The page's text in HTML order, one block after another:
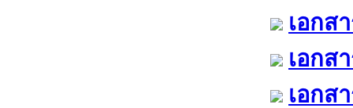
เอกส
เอกส
เอกส